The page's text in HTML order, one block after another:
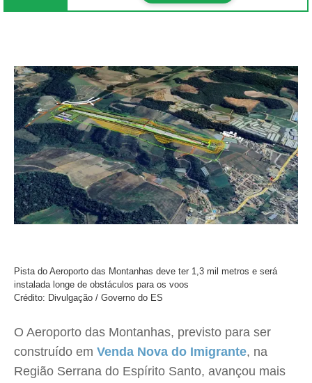
Pista do Aeroporto das Montanhas deve ter 1,3 mil metros e será
instalada longe de obstáculos para os voos
Crédito: Divulgação / Governo do ES
O Aeroporto das Montanhas, previsto para ser
construído em Venda Nova do Imigrante, na
Região Serrana do Espírito Santo, avançou mais